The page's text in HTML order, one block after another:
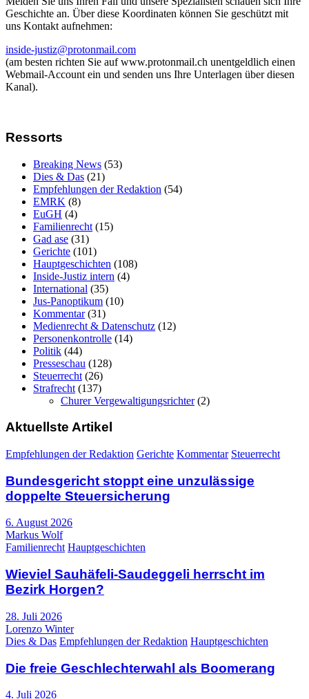
Geschichte an. Über diese Koordinaten können Sie geschützt mit
uns Kontakt aufnehmen:
inside-justiz@protonmail.com
(am besten richten Sie auf www.protonmail.ch unentgeldlich einen
Webmail-Account ein und senden uns Ihre Unterlagen über diesen
Kanal).
Ressorts
Breaking News (53)
Dies & Das (21)
Empfehlungen der Redaktion (54)
EMRK (8)
EuGH (4)
Familienrecht (15)
Gad ase (31)
Gerichte (101)
Hauptgeschichten (108)
Inside-Justiz intern (4)
International (35)
Jus-Panoptikum (10)
Kommentar(31)
Medienrecht & Datenschutz (12)
Personenkontrolle (14)
Politik (44)
Presseschau (128)
Steuerrecht (26)
Strafrecht (137)
Churer Vergewaltigungsrichter(2)
Aktuellste Artikel
Empfehlungen der Redaktion Gerichte Kommentar Steuerrecht
Bundesgericht stoppt eine unzulässige
doppelte Steuersicherung
6. August 2026
Markus Wolf
Familienrecht Hauptgeschichten
Wieviel Sauhäfeli-Saudeggeli herrscht im
Bezirk Horgen?
28. Juli 2026
Lorenzo Winter
Dies & Das Empfehlungen der Redaktion Hauptgeschichten
Die freie Geschlechterwahl als Boomerang
4. Juli 2026